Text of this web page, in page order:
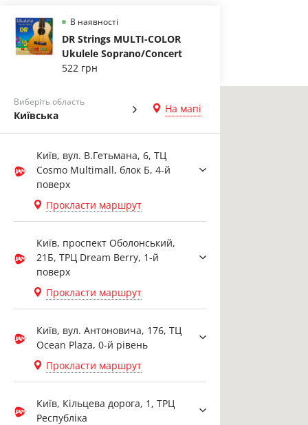
В наявності
DR Strings MULTI-COLOR
Ukulele Soprano/Concert
522 грн
Виберіть область
Київська
На мапі
Київ, вул. В.Гетьмана, 6, ТЦ
Cosmo Multimall, блок Б, 4-й
поверх
Прокласти маршрут
Київ, проспект Оболонський,
21Б, ТРЦ Dream Berry, 1-й
поверх
Прокласти маршрут
Київ, вул. Антоновича, 176, ТЦ
Ocean Plaza, 0-й рівень
Прокласти маршрут
Київ, Кільцева дорога, 1, ТРЦ
Республіка